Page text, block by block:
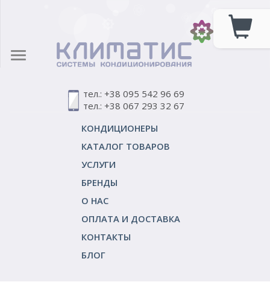
тел.: +38 095 542 96 69
тел.: +38 067 293 32 67
КОНДИЦИОНЕРЫ
КАТАЛОГ ТОВАРОВ
УСЛУГИ
БРЕНДЫ
О НАС
ОПЛАТА И ДОСТАВКА
КОНТАКТЫ
БЛОГ